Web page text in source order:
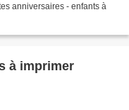
anniversaires - enfants à
à imprimer